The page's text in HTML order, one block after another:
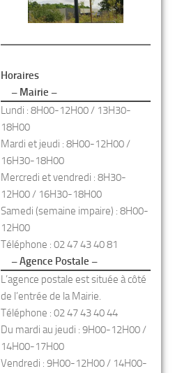
Horaires
– Mairie –
Lundi : 8H00-12H00 / 13H30-
18H00
Mardi et jeudi : 8H00-12H00 /
16H30-18H00
Mercredi et vendredi : 8H30-
12H00 / 16H30-18H00
Samedi (semaine impaire) : 8H00-
12H00
Téléphone : 02 47 43 40 81
– Agence Postale –
L’agence postale est située à côté
de l’entrée de la Mairie.
Téléphone : 02 47 43 40 44
Du mardi au jeudi : 9H00-12H00 /
14H00-17H00
Vendredi : 9H00-12H00 / 14H00-